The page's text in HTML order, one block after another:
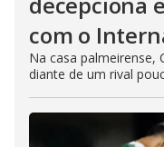
com o
Na casa palmeirense,
diante de um rival